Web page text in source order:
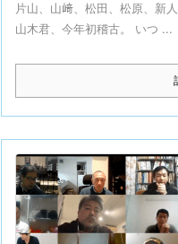
片山、山﨑、松田、松原、新
山木君、今年初稽古。 いつ ...